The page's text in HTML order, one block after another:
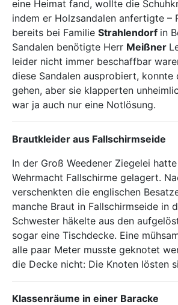
eine Heimat fand, wollte die
indem er Holzsandalen anfertigte –
bereits bei Familie Strahlendorf in
Sandalen benötigte Herr Meißner
leider nicht immer beschaffbar
diese Sandalen ausprobiert, konnte
gehen, aber sie klapperten
war ja auch nur eine Notlösung.
Brautkleider aus Fallschirmseide
In der Groß Weedener Ziegelei
Wehrmacht Fallschirme gelagert.
verschenkten die englischen
manche Braut in Fallschirmseide in
Schwester häkelte aus den
sogar eine Tischdecke. Eine
alle paar Meter musste geknotet
die Decke nicht: Die Knoten lösten
Klassenräume in einer Baracke